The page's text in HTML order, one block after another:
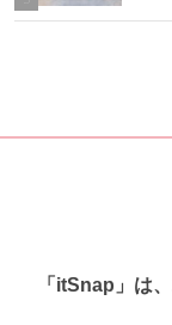
「itSnap」は